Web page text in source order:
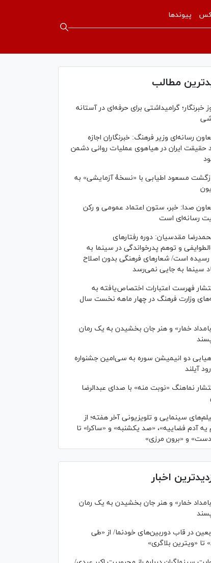
پیوندها
مطالب
خبرنگار؛ گرامیداشتی برای حرفه‌ای در آستانه
رسانه‌ای وزیر فرهنگ: خبرنگاران اجازه
حقیقت ایران در هیاهوی عملیات روانی دشمن
مسعود اطیابی با «نسخهٔ آزمایشی» به
صدا: خبر، ستون اعتماد عمومی و رکن
رسانه‌ای است
مقدسیان: دوره رفتارهای
و توهم پدرخواندگی در سینما به
رسیده است/ شعارهای فرهنگی بدون اصلاح
سینما به جایی نمی‌رسد
فهرست اعتبارات اختصاص‌یافته به
وزارت فرهنگ در چهار ماهه نخست سال
خمار» و هنر جان بخشیدن به یک رمان
دو انیمیشن سوره به سی‌امین جشنواره
آیلند
نماهنگ «نوبت منه» با صدای عبدالرضا
سینمایی و تلویزیونی آخر هفته؛ از
یه آدم فضاییه»، «صد یکشنبه» و «ساکرا» تا
و «برون مرزی»
اخبار
خمار» و هنر جان بخشیدن به یک رمان
در قاب دوربین‌های خودنما/ از «طی
تا «ویترین بلاگری»